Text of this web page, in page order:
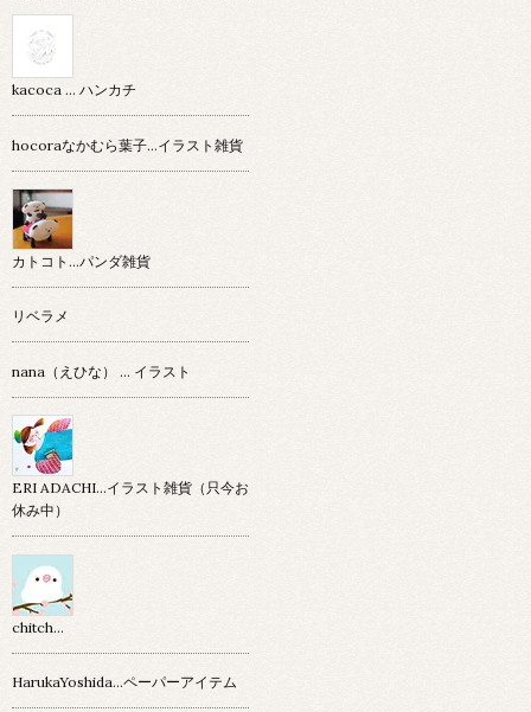
kacoca ... ハンカチ
hocoraなかむら葉子…イラスト雑貨
カトコト…パンダ雑貨
リベラメ
nana（えひな） … イラスト
ERI ADACHI...イラスト雑貨（只今お
休み中）
chitch…
HarukaYoshida…ペーパーアイテム